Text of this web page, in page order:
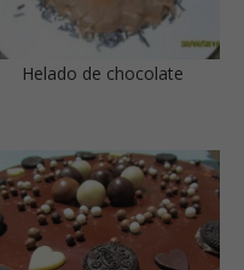
Helado de chocolate